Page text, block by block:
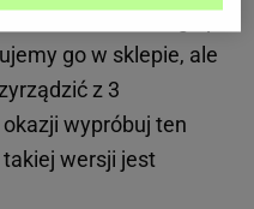
go w sklepie, ale
z 3
wypróbuj ten
wersji jest